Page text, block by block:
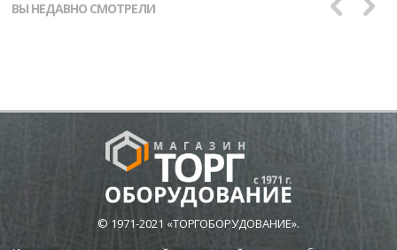
ВЫ НЕДАВНО СМОТРЕЛИ
© 1971-2021 «ТОРГОБОРУДОВАНИЕ».